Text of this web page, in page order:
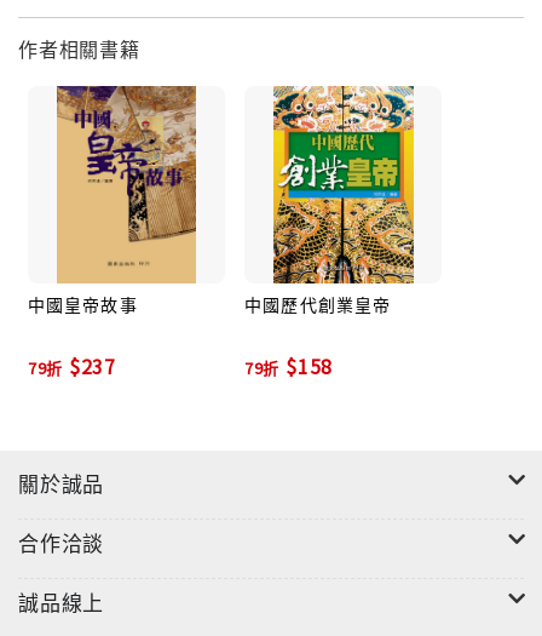
作者相關書籍
中國皇帝故事
79折 $237
中國歷代創業皇帝
79折 $158
關於誠品
合作洽談
誠品線上